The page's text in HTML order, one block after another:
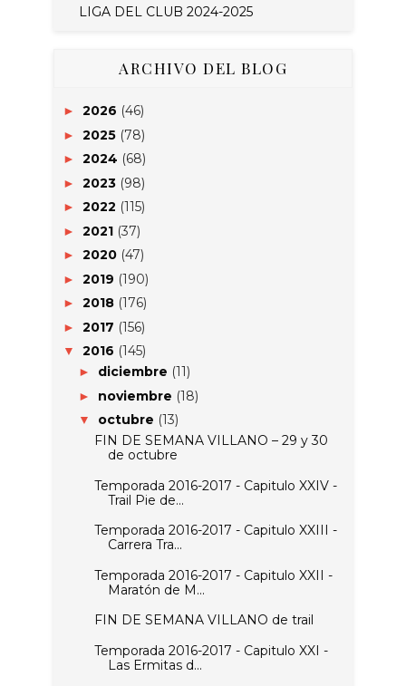
LIGA DEL CLUB 2024-2025
ARCHIVO DEL BLOG
► 2026 (46)
► 2025 (78)
► 2024 (68)
► 2023 (98)
► 2022 (115)
► 2021 (37)
► 2020 (47)
► 2019 (190)
► 2018 (176)
► 2017 (156)
▼ 2016 (145)
► diciembre (11)
► noviembre (18)
▼ octubre (13)
FIN DE SEMANA VILLANO – 29 y 30
de octubre
Temporada 2016-2017 - Capitulo XXIV -
Trail Pie de...
Temporada 2016-2017 - Capitulo XXIII -
Carrera Tra...
Temporada 2016-2017 - Capitulo XXII -
Maratón de M...
FIN DE SEMANA VILLANO de trail
Temporada 2016-2017 - Capitulo XXI -
Las Ermitas d...